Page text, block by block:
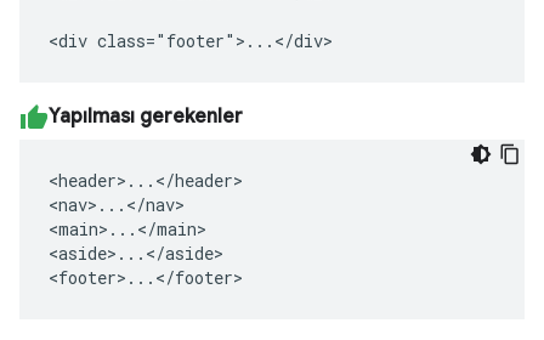
<div class="footer">...</div>
Yapılması gerekenler
<header>...</header>
<nav>...</nav>
<main>...</main>
<aside>...</aside>
<footer>...</footer>